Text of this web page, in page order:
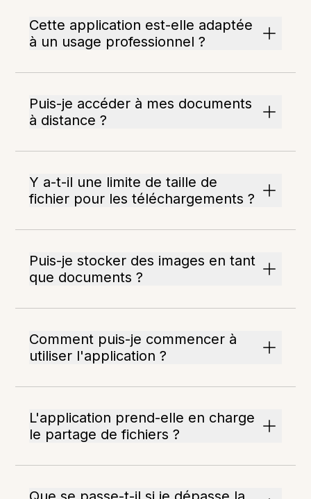
Cette application est-elle adaptée
à un usage professionnel ?
Puis-je accéder à mes documents
à distance ?
Y a-t-il une limite de taille de
fichier pour les téléchargements ?
Puis-je stocker des images en tant
que documents ?
Comment puis-je commencer à
utiliser l'application ?
L'application prend-elle en charge
le partage de fichiers ?